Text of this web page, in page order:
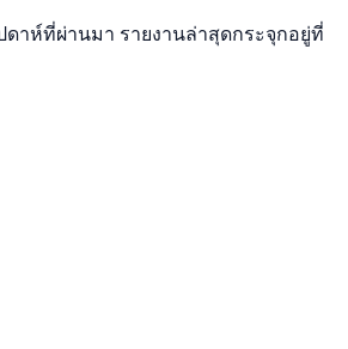
าห์ที่ผ่านมา รายงานล่าสุดกระจุกอยู่ที่